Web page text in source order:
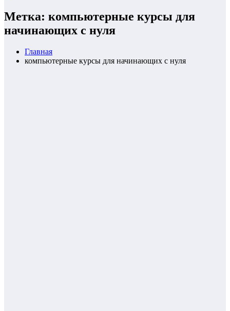
Метка: компьютерные курсы для
начинающих с нуля
Главная
компьютерные курсы для начинающих с нуля